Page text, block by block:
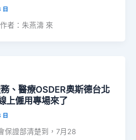
日
者：朱燕濤 來
、醫療OSDER奧斯德台北
上僱用專場來了
保證部清楚到，7月28